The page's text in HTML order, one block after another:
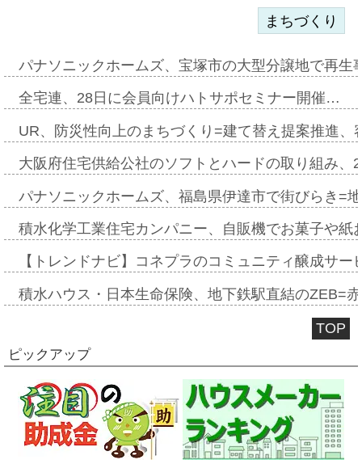
まちづくり
パナソニックホームズ、宝塚市の大型分譲地で再
全宅連、28日に会員向けハトサポセミナー開催…
UR、防災性向上のまちづくり=建て替え提案推進
大阪府住宅供給公社のソフトとハードの取り組み
パナソニックホームズ、福島県伊達市で街びらき=
積水化学工業住宅カンパニー、自販機でお菓子や
【トレンドナビ】コネプラのコミュニティ醸成サ
積水ハウス・日本生命保険、地下鉄駅直結のZEB=
TOP
ピックアップ